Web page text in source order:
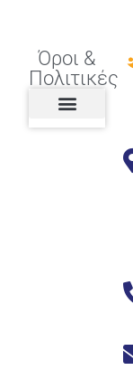
Όροι &
Πολιτικές